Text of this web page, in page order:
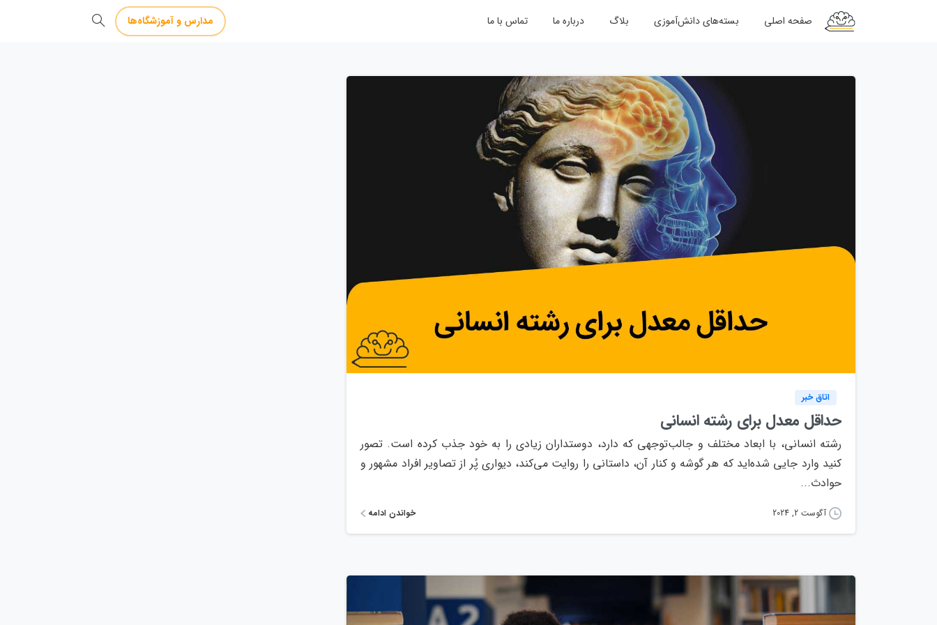
صفحه اصلی بسته‌های دانش‌آموزی بلاگ درباره ما تماس با ما مدارس و آموزشگاه‌ها
1
اتاق خبر
حداقل معدل برای رشته انسانی
رشته انسانی، با ابعاد مختلف و جالب‌توجهی که دارد، دوستداران زیادی را به خود جذب کرده است. تصور
کنید وارد جایی شده‌اید که هر گوشه و کنار آن، داستانی را روایت می‌کند، دیواری پُر از تصاویر افراد مشهور و
حوادث...
آگوست 2, 2024 خواندن ادامه